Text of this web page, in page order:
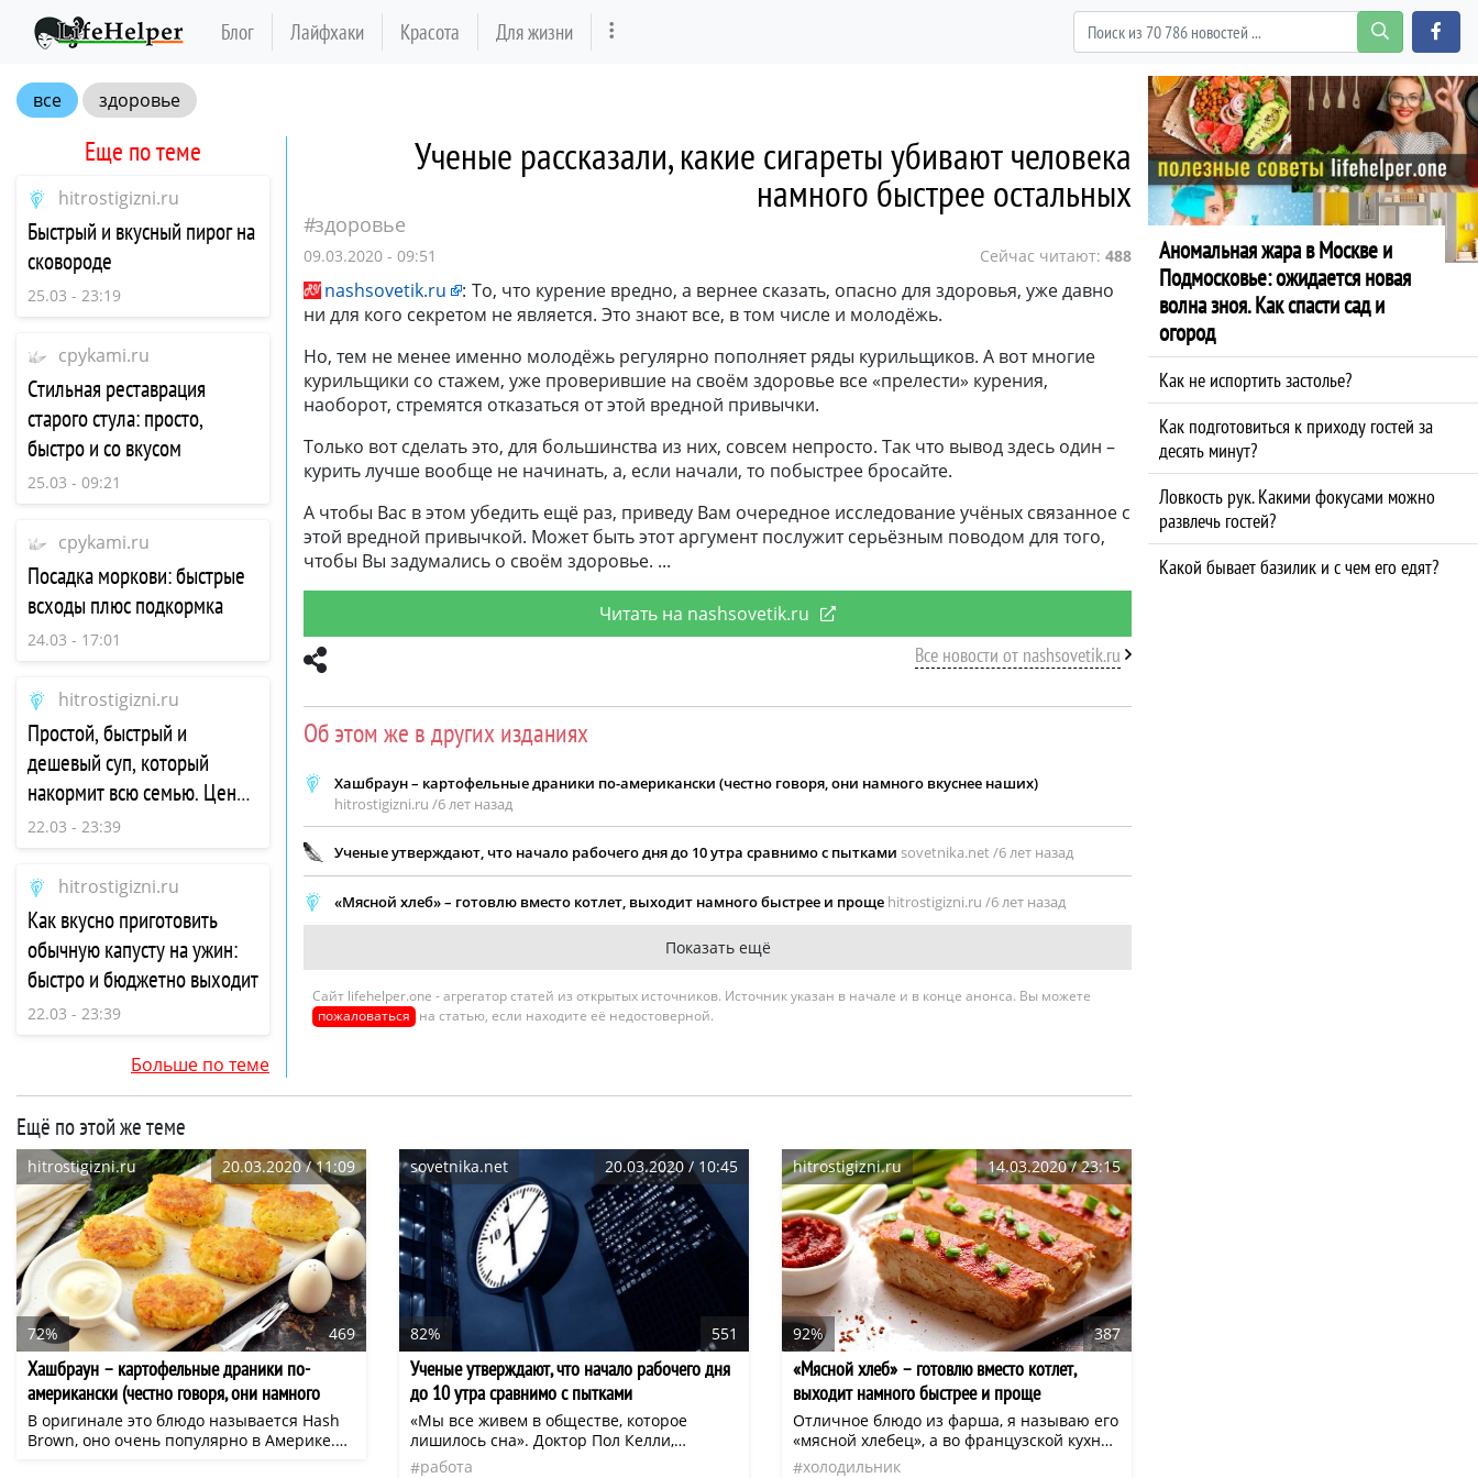
Блог Лайфхаки Красота Для жизни
все здоровье
Еще по теме
hitrostigizni.ru
Быстрый и вкусный пирог на
сковороде
25.03 - 23:19
cpykami.ru
Стильная реставрация
старого стула: просто,
быстро и со вкусом
25.03 - 09:21
cpykami.ru
Посадка моркови: быстрые
всходы плюс подкормка
24.03 - 17:01
hitrostigizni.ru
Простой, быстрый и
дешевый суп, который
накормит всю семью. Цена
вопроса 50 рублей и 10
22.03 - 23:39
hitrostigizni.ru
Как вкусно приготовить
обычную капусту на ужин:
быстро и бюджетно выходит
22.03 - 23:39
Больше по теме
Ученые рассказали, какие сигареты убивают человека
намного быстрее остальных
здоровье
09.03.2020 - 09:51 Сейчас читают: 488
nashsovetik.ru : То, что курение вредно, а вернее сказать, опасно для здоровья, уже давно
ни для кого секретом не является. Это знают все, в том числе и молодёжь.
Но, тем не менее именно молодёжь регулярно пополняет ряды курильщиков. А вот многие
курильщики со стажем, уже проверившие на своём здоровье все «прелести» курения,
наоборот, стремятся отказаться от этой вредной привычки.
Только вот сделать это, для большинства из них, совсем непросто. Так что вывод здесь один –
курить лучше вообще не начинать, а, если начали, то побыстрее бросайте.
А чтобы Вас в этом убедить ещё раз, приведу Вам очередное исследование учёных связанное с
этой вредной привычкой. Может быть этот аргумент послужит серьёзным поводом для того,
чтобы Вы задумались о своём здоровье.
Читать на nashsovetik.ru
Все новости от nashsovetik.ru
Об этом же в других изданиях
Хашбраун – картофельные драники по-американски (честно говоря, они намного вкуснее наших)
hitrostigizni.ru /6 лет назад
Ученые утверждают, что начало рабочего дня до 10 утра сравнимо с пытками sovetnika.net /6 лет назад
«Мясной хлеб» – готовлю вместо котлет, выходит намного быстрее и проще hitrostigizni.ru /6 лет назад
Показать ещё
Сайт lifehelper.one - агрегатор статей из открытых источников. Источник указан в начале и в конце анонса. Вы можете
пожаловаться на статью, если находите её недостоверной.
Ещё по этой же теме
hitrostigizni.ru 20.03.2020 / 11:09
72% 469
Хашбраун – картофельные драники по-
американски (честно говоря, они намного
вкуснее наших)
В оригинале это блюдо называется Hash
Brown, оно очень популярно в Америке.
sovetnika.net 20.03.2020 / 10:45
82% 551
Ученые утверждают, что начало рабочего дня
до 10 утра сравнимо с пытками
«Мы все живем в обществе, которое
лишилось сна». Доктор Пол Келли,
ведущий исследователь Оксфордского
работа
hitrostigizni.ru 14.03.2020 / 23:15
92% 387
«Мясной хлеб» – готовлю вместо котлет,
выходит намного быстрее и проще
Отличное блюдо из фарша, я называю его
«мясной хлебец», а во французской кухне
он известен, как террин. Предпочитаю
холодильник
Аномальная жара в Москве и
Подмосковье: ожидается новая
волна зноя. Как спасти сад и
огород
Как не испортить застолье?
Как подготовиться к приходу гостей за
десять минут?
Ловкость рук. Какими фокусами можно
развлечь гостей?
Какой бывает базилик и с чем его едят?